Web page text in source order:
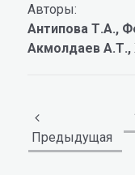
Авторы:
Антипова Т.А.,
Акмолдаев
Предыдущая